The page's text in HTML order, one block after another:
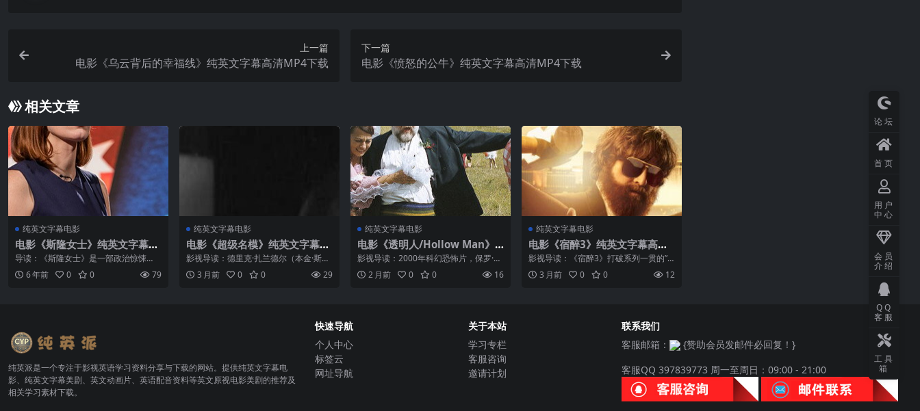
上一篇
电影《乌云背后的幸福线》纯英文字幕高清MP4下载
下一篇
电影《愤怒的公牛》纯英文字幕高清MP4下载
相关文章
纯英文字幕电影
电影《斯隆女士》纯英文字幕高
清MP4下载
导读：《斯隆女士》是一部政治惊悚
片，它充满了言语间的对抗场面，以及
精彩的独角戏。本片讲述了华盛顿政治
6 年前 0 0 79
纯英文字幕电影
电影《超级名模》纯英文字幕M
P4下载
影视导读：德里克·扎兰德尔（本金·斯泰
勒饰）是90年代末最红的男模之一——
他有一个标志性的”兰德尔一号”表情，以
3 月前 0 0 29
纯英文字幕电影
电影《透明人/Hollow Man》
纯英文字幕高清MP4下载
影视导读：2000年科幻恐怖片，保罗·范
赫文执导，乔什·布洛林饰演实验小组成
员塞巴斯蒂安。影片讲述科学家团队研
2 月前 0 0 16
纯英文字幕电影
电影《宿醉3》纯英文字幕高清
MP4下载
影视导读：《宿醉3》打破系列一贯的”
醒来失忆”模式，兄弟们这次是为送葬之
旅前往墨西哥，途中遭遇黑帮老大卷土
3 月前 0 0 12
纯英派是一个专注于影视英语学习资料分享与下载的网站。提供纯英文字幕电
影、纯英文字幕美剧、英文动画片、英语配音资料等英文原视电影美剧的推荐及
相关学习素材下载。
快速导航
个人中心
标签云
网址导航
关于本站
学习专栏
客服咨询
邀请计划
联系我们
客服邮箱：
{赞助会员发邮件必回复！}
客服QQ 397839773 周一至周日：09:00 - 21:00
论坛
首页
用户
中心
会员
介绍
QQ
客服
工具
箱